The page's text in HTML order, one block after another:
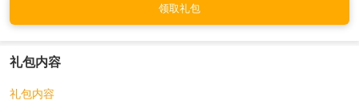
领取礼包
礼包内容
礼包内容